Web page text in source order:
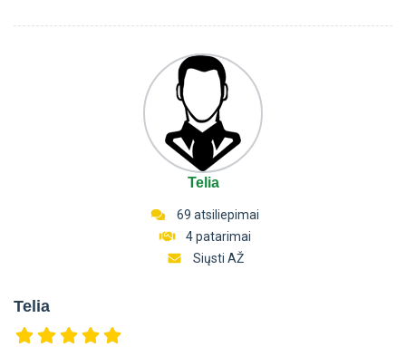
Telia
69 atsiliepimai
4 patarimai
Siųsti AŽ
Telia